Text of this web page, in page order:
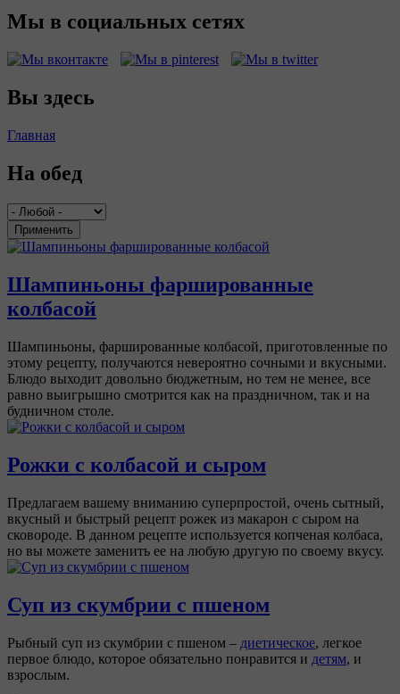
Мы в социальных сетях
Вы здесь
Главная
На обед
Применить
Шампиньоны фаршированные
колбасой
Шампиньоны, фаршированные колбасой, приготовленные по
этому рецепту, получаются невероятно сочными и вкусными.
Блюдо выходит довольно бюджетным, но тем не менее, все
равно выигрышно смотрится как на праздничном, так и на
будничном столе.
Рожки с колбасой и сыром
Предлагаем вашему вниманию суперпростой, очень сытный,
вкусный и быстрый рецепт рожек из макарон с сыром на
сковороде. В данном рецепте используется копченая колбаса,
но вы можете заменить ее на любую другую по своему вкусу.
Суп из скумбрии с пшеном
Рыбный суп из скумбрии с пшеном – диетическое, легкое
первое блюдо, которое обязательно понравится и детям, и
взрослым.